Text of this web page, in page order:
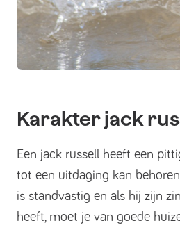
Karakter jack
Een jack russell heeft een
tot een uitdaging kan
is standvastig en als hij zijn
heeft, moet je van goede